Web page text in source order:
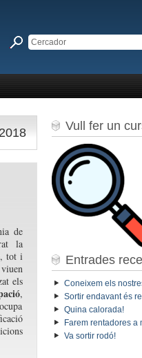
de
la
tot i
els
,
Vull fer un
Entrades
Coneixem els
Sortir endavant és
Quina calorada!
Farem rentadores a
Va sortir rodó!